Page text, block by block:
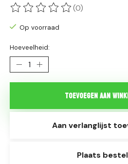
De beoordeling van dit product is
(0)
Op voorraad
Hoeveelheid:
Toevoegen aan
Aan verlanglijst
Plaats